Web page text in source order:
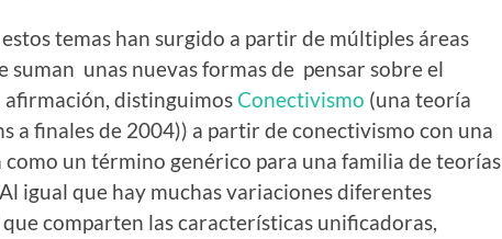
temas han surgido a partir de múltiples áreas
suman unas nuevas formas de pensar sobre el
distinguimosConectivismo (una teoría
a finales de 2004)) a partir de conectivismo con una
como un término genérico para una familia de teorías
igual que hay muchas variaciones diferentes
comparten las características unificadoras,